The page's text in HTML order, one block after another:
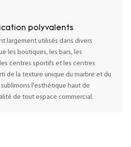
polyvalents
largement utilisés dans divers
les boutiques, les bars, les
centres sportifs et les centres
de la texture unique du marbre et du
l'esthétique haut de
de tout espace commercial.